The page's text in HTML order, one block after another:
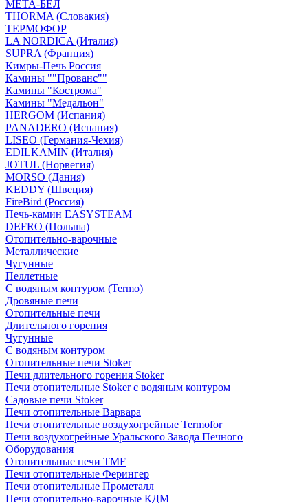
МЕТА-БЕЛ
THORMA (Словакия)
ТЕРМОФОР
LA NORDICA (Италия)
SUPRA (Франция)
Кимры-Печь Россия
Камины ""Прованс""
Камины "Кострома"
Камины "Медальон"
HERGOM (Испания)
PANADERO (Испания)
LISEO (Германия-Чехия)
EDILKAMIN (Италия)
JOTUL (Норвегия)
MORSO (Дания)
KEDDY (Швеция)
FireBird (Россия)
Печь-камин EASYSTEAM
DEFRO (Польша)
Отопительно-варочные
Металлические
Чугунные
Пеллетные
С водяным контуром (Termo)
Дровяные печи
Отопительные печи
Длительного горения
Чугунные
C водяным контуром
Отопительные печи Stoker
Печи длительного горения Stoker
Печи отопительные Stoker с водяным контуром
Садовые печи Stoker
Печи отопительные Варвара
Печи отопительные воздухогрейные Termofor
Печи воздухогрейные Уральского Завода Печного
Оборудования
Отопительные печи TMF
Печи отопительные Ферингер
Печи отопительные Прометалл
Печи отопительно-варочные КДМ